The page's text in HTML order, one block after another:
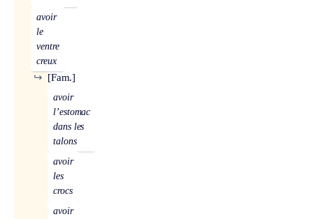
avoir
le
ventre
creux
[Fam.]
↪
avoir
l’estomac
dans les
talons
avoir
les
crocs
avoir